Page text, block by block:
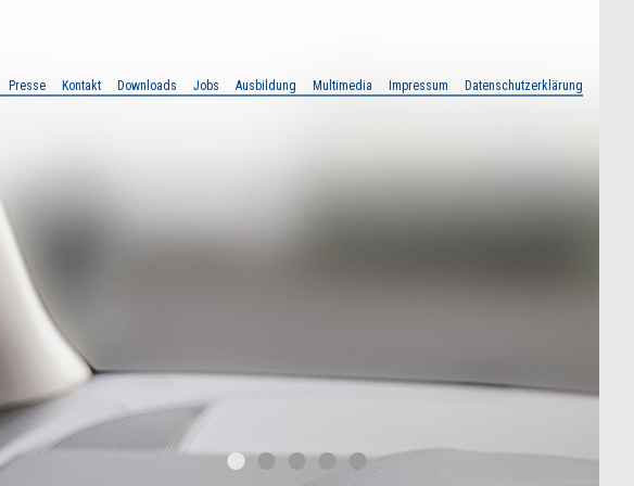
•••••
Presse Kontakt Downloads Jobs Ausbildung Multimedia Impressum Datenschutzerklärung